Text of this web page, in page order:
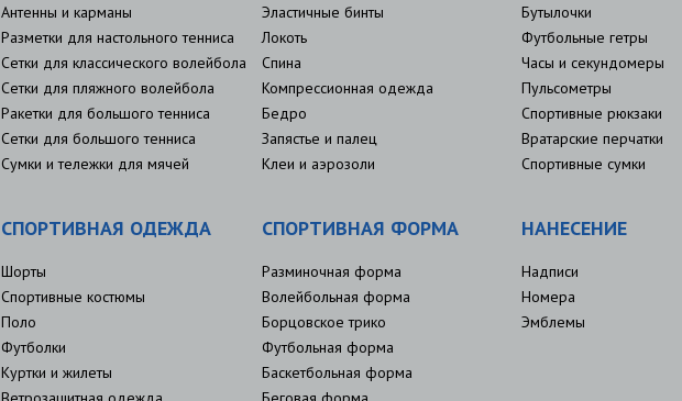
Антенны и карманы
Разметки для настольного тенниса
Сетки для классического волейбола
Сетки для пляжного волейбола
Ракетки для большого тенниса
Сетки для большого тенниса
Сумки и тележки для мячей
Эластичные бинты
Локоть
Спина
Компрессионная одежда
Бедро
Запястье и палец
Клеи и аэрозоли
Бутылочки
Футбольные гетры
Часы и секундомеры
Пульсометры
Спортивные рюкзаки
Вратарские перчатки
Спортивные сумки
СПОРТИВНАЯ ОДЕЖДА
Шорты
Спортивные костюмы
Поло
Футболки
Куртки и жилеты
СПОРТИВНАЯ ФОРМА
Разминочная форма
Волейбольная форма
Борцовское трико
Футбольная форма
Баскетбольная форма
НАНЕСЕНИЕ
Надписи
Номера
Эмблемы